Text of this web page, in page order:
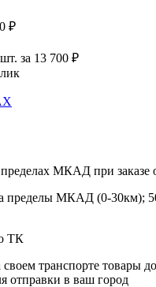
₽
за 13 700 ₽
МКАД при заказе
пределы МКАД (0-30км);
ТК
транспорте товары
отправки в ваш город